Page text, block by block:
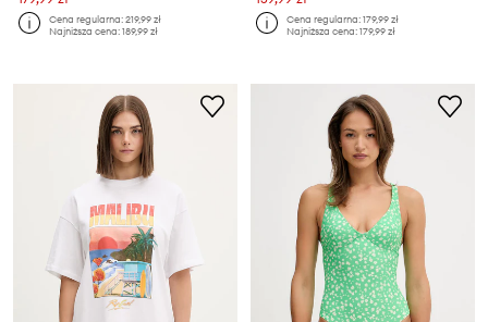
Cena regularna:219,99 zł
Najniższa cena:189,99 zł
Cena regularna:179,99 zł
Najniższa cena:179,99 zł